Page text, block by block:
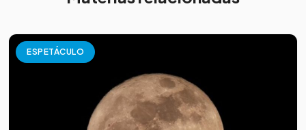
ESPETÁCULO